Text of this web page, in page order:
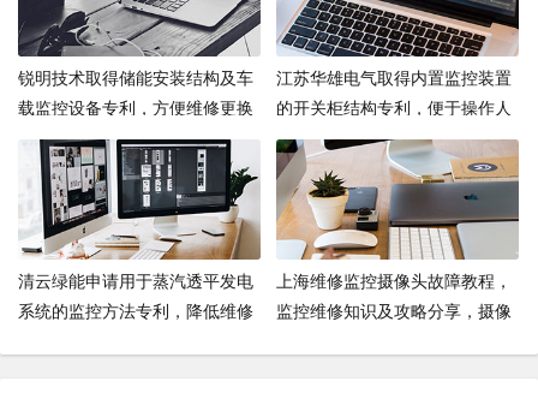
锐明技术取得储能安装结构及车
载监控设备专利，方便维修更换
储能部件
江苏华雄电气取得内置监控装置
的开关柜结构专利，便于操作人
员维修
清云绿能申请用于蒸汽透平发电
系统的监控方法专利，降低维修
上海维修监控摄像头故障教程，
监控维修知识及攻略分享，摄像